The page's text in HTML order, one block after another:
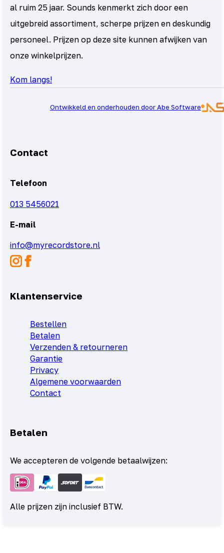
al ruim 25 jaar. Sounds kenmerkt zich door een
uitgebreid assortiment, scherpe prijzen en deskundig
personeel. Prijzen op deze site kunnen afwijken van
onze winkelprijzen.
Kom langs!
Ontwikkeld en onderhouden door Abe Software
Contact
Telefoon
013 5456021
E-mail
info@myrecordstore.nl
Klantenservice
Bestellen
Betalen
Verzenden & retourneren
Garantie
Privacy
Algemene voorwaarden
Contact
Betalen
We accepteren de volgende betaalwijzen:
Alle prijzen zijn inclusief BTW.